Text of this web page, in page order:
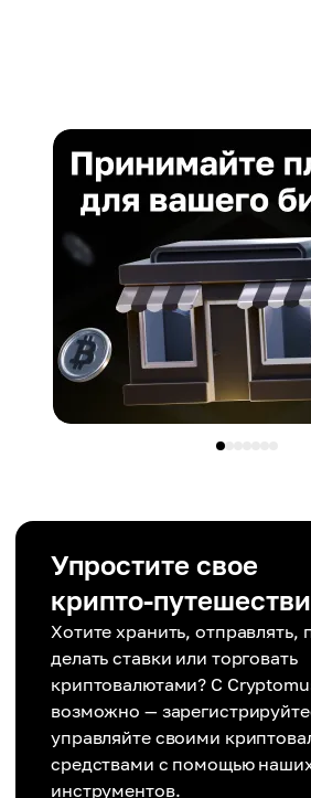
Упростите свое
крипто-
Хотите хранить, отправлять,
делать ставки или торговать
криптовалютами? С
возможно —
управляйте своими
средствами с помощью
инструментов.